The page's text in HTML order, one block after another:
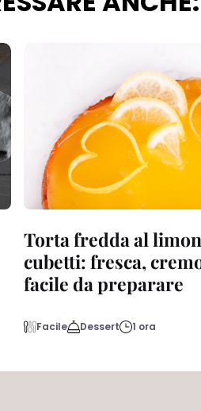
Torta fredda al
cubetti: fresca,
facile da preparare
Facile Dessert 1 ora